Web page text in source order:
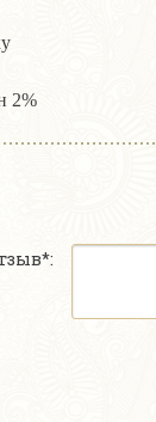
2%